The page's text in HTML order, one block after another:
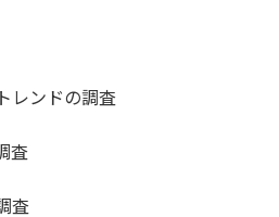
レンドの調査
査
査